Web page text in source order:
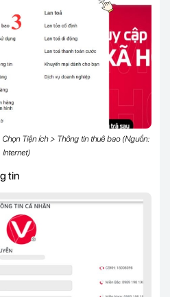
Tiện ích > Thông tin thuê bao (Nguồn:
Internet)
tin